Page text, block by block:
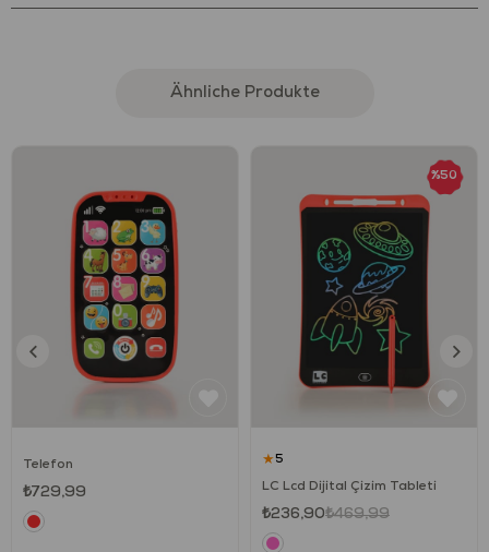
Farklı enstrüman sesleri (klarinet, ksilofon, davul)
Renkli ve dikkat çekici tuşlar
Taşınabilir, kolay kavranabilir tasarım
Eğlenceli ve öğretici müzik deneyimi
Çocuklar için güvenli ve dayanıklı malzeme
Bu oyuncak, çocukların müzikle tanışmasını ve ritim duygusunu
sayesinde ince motor becerileri ve el–göz koordinasyonu gelişir.
Ähnliche Produkte
Telefon
₺729,99
★5
LC Lcd Dijital Çizim Tableti
₺236,90₺469,99
%50